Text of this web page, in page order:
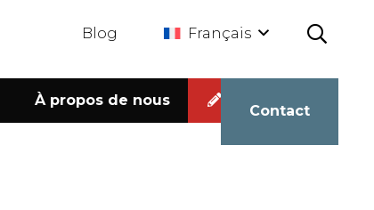
Blog Français
À propos de nous
Contact